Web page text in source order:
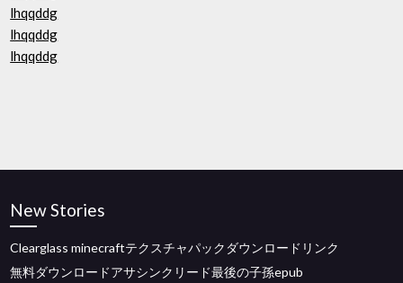
lhqqddg
lhqqddg
lhqqddg
New Stories
Clearglass minecraftテクスチャパックダウンロードリンク
無料ダウンロードアサシンクリード最後の子孫epub